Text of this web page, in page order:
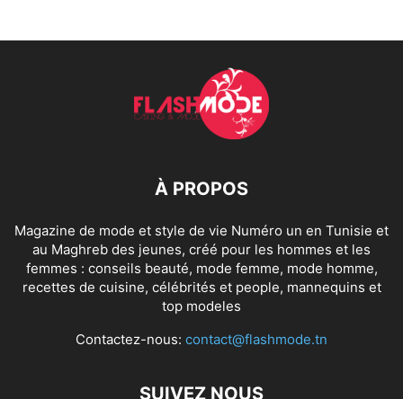
À PROPOS
Magazine de mode et style de vie Numéro un en Tunisie et
au Maghreb des jeunes, créé pour les hommes et les
femmes : conseils beauté, mode femme, mode homme,
recettes de cuisine, célébrités et people, mannequins et
top modeles
Contactez-nous: contact@flashmode.tn
SUIVEZ NOUS